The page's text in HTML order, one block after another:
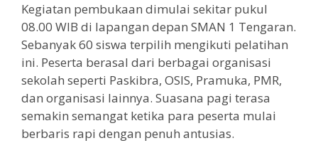
Kegiatan pembukaan dimulai sekitar pukul
08.00 WIB di lapangan depan SMAN 1 Tengaran.
Sebanyak 60 siswa terpilih mengikuti pelatihan
ini. Peserta berasal dari berbagai organisasi
sekolah seperti Paskibra, OSIS, Pramuka, PMR,
dan organisasi lainnya. Suasana pagi terasa
semakin semangat ketika para peserta mulai
berbaris rapi dengan penuh antusias.